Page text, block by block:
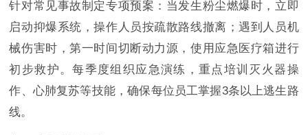
针对常见事故制定专项预案：当发生粉尘燃爆时，立即
启动抑爆系统，操作人员按疏散路线撤离；遇到人员机
械伤害时，第一时间切断动力源，使用应急医疗箱进行
初步救护。每季度组织应急演练，重点培训灭火器操
作、心肺复苏等技能，确保每位员工掌握3条以上逃生路
线。